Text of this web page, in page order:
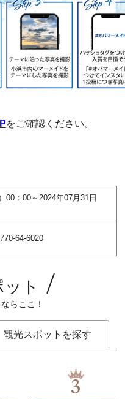
をご確認ください。
00：00～2024年07月31日
64-6020
ト
らここ！
観光スポットを探す
3